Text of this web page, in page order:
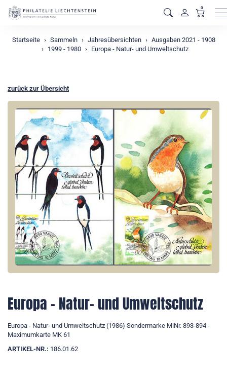
0
Startseite Sammeln Jahresübersichten
Ausgaben 2021 - 1908
1999 - 1980
Europa - Natur- und Umweltschutz
zurück zur Übersicht
Europa - Natur- und Umweltschutz
Europa - Natur- und Umweltschutz (1986) Sondermarke MiNr. 893-894 -
Maximumkarte MK 61
ARTIKEL-NR.: 186.01.62